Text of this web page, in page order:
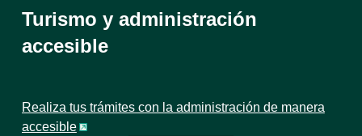
Turismo y administración
accesible
Realiza tus trámites con la administración de manera
accesible